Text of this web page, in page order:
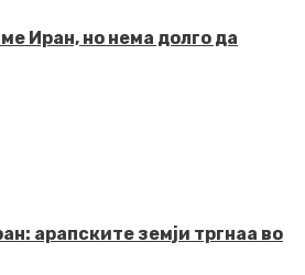
Иран, но нема долго да
арапските земји тргнаа во